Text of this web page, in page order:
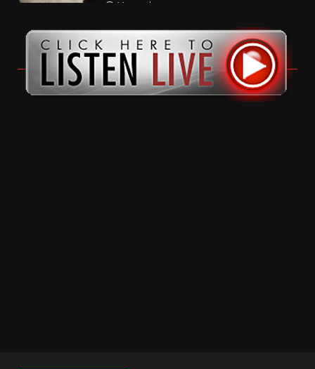
11 months ago